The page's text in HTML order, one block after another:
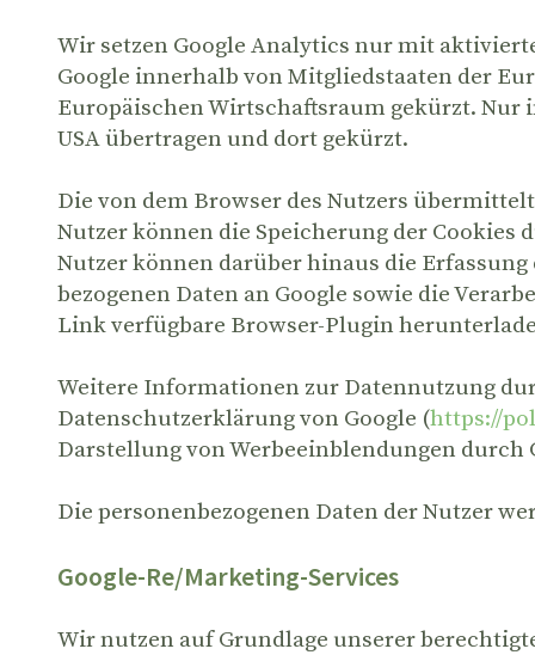
Wir setzen Google Analytics nur mit
Google innerhalb von Mitgliedstaaten der
Europäischen Wirtschaftsraum gekürzt. Nur
USA übertragen und dort gekürzt.
Die von dem Browser des Nutzers
Nutzer können die Speicherung der
Nutzer können darüber hinaus die
bezogenen Daten an Google sowie die
Link verfügbare Browser-Plugin
Weitere Informationen zur Datennutzung
Datenschutzerklärung von Google (https://
Darstellung von Werbeeinblendungen durch
Die personenbezogenen Daten der Nutzer
Google-Re/Marketing-Services
Wir nutzen auf Grundlage unserer